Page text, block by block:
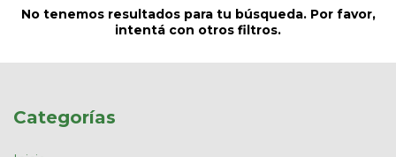
No tenemos resultados para tu búsqueda. Por favor,
intentá con otros filtros.
Categorías